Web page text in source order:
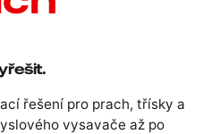
řešení pro prach, třísky a
vysavače až po